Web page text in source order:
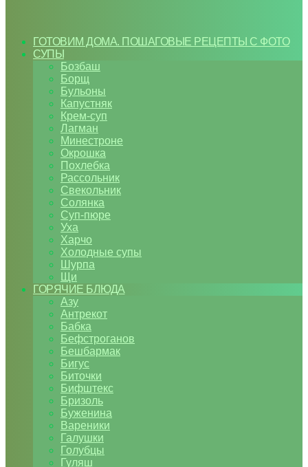
ГОТОВИМ ДОМА. ПОШАГОВЫЕ РЕЦЕПТЫ С ФОТО
СУПЫ
Бозбаш
Борщ
Бульоны
Капустняк
Крем-суп
Лагман
Минестроне
Окрошка
Похлебка
Рассольник
Свекольник
Солянка
Суп-пюре
Уха
Харчо
Холодные супы
Шурпа
Щи
ГОРЯЧИЕ БЛЮДА
Азу
Антрекот
Бабка
Бефстроганов
Бешбармак
Бигус
Биточки
Бифштекс
Бризоль
Буженина
Вареники
Галушки
Голубцы
Гуляш